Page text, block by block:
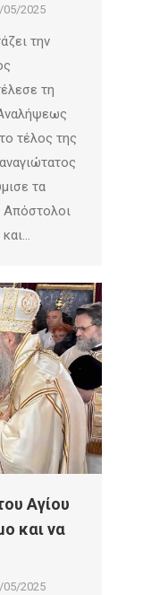
05/2025
την
τη
τέλος της
τα
Απόστολοι
Αγίου
και να
05/2025